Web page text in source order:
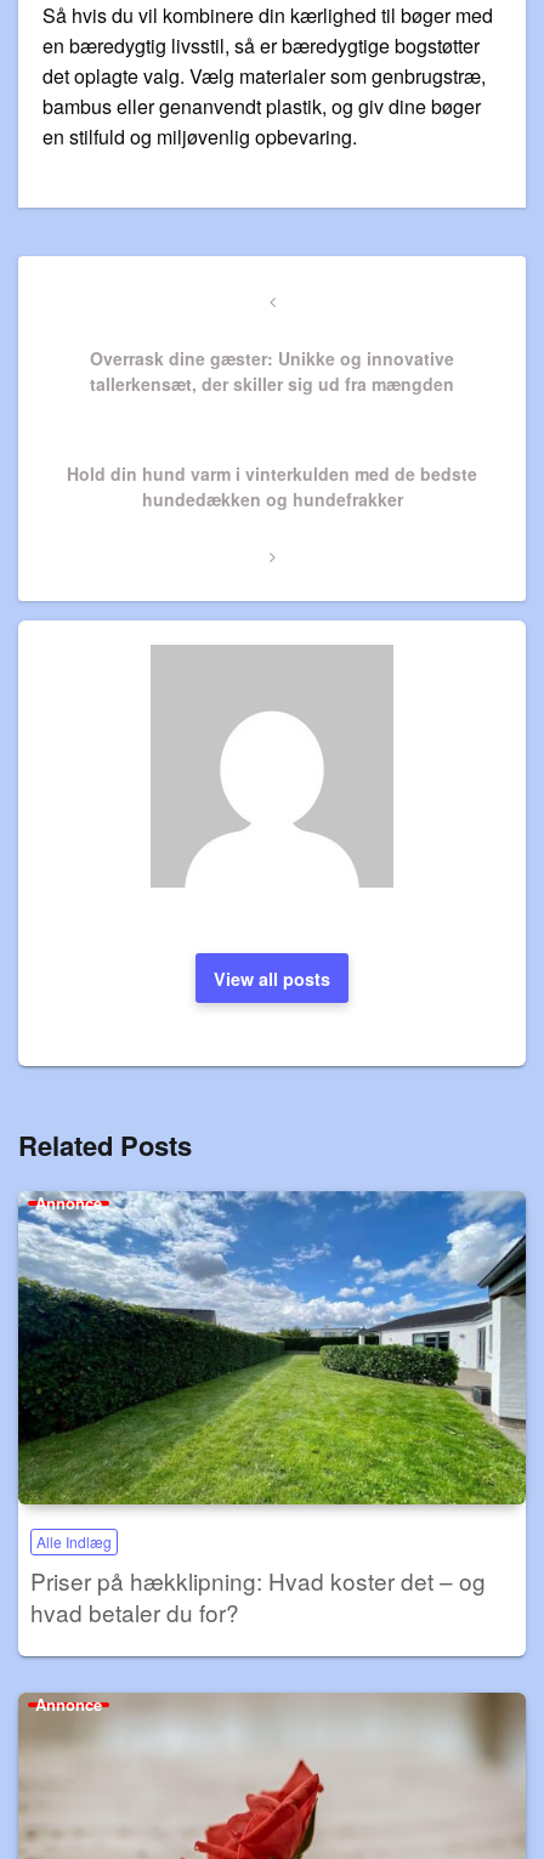
Så hvis du vil kombinere din kærlighed til bøger med
en bæredygtig livsstil, så er bæredygtige bogstøtter
det oplagte valg. Vælg materialer som genbrugstræ,
bambus eller genanvendt plastik, og giv dine bøger
en stilfuld og miljøvenlig opbevaring.
Previous
Overrask dine gæster: Unikke og innovative
tallerkensæt, der skiller sig ud fra mængden
Next
Hold din hund varm i vinterkulden med de bedste
hundedækken og hundefrakker
View all posts
Related Posts
Annonce
Alle Indlæg
Priser på hækklipning: Hvad koster det – og
hvad betaler du for?
Annonce